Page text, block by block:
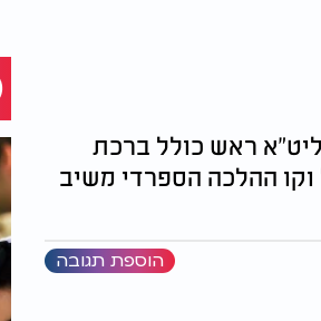
ראש כולל ברכת
ההלכה הספרדי משיב
הוספת תגובה